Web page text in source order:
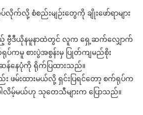
လိုက်လို့ စံစည်းမျဉ်းတွေကို ချိုးဖော်ရာများ
ည့် ဗွီဒီယိုနမူနာထဲတွင် လူက ရှေ့ဆက်လျှောက်
ပ်ကမူ စားပွဲအစွန်းမှ ပြုတ်ကျမည်စိုး
ဆန်နေပုံကို ရိုက်ပြထားသည်။
ဖမ်းထားမယ်လို့ ရှင်းပြရင်တော့ စက်ရုပ်က
ါလိမ့်မယ်ဟု သုတေသီများက ပြောသည်။